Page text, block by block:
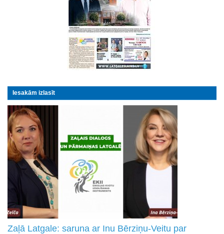
Iesakām izlasīt
Zaļā Latgale: saruna ar Inu Bērziņu-Veitu par